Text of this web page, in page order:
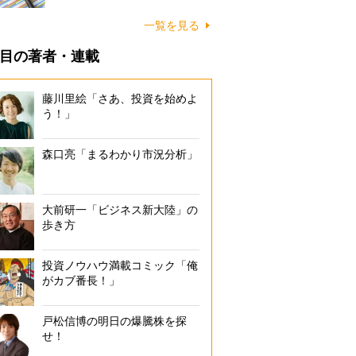
一覧を見る
の著者・連載
藤川里絵「さあ、投資を始めよ
う！」
森口亮「まるわかり市況分析」
大前研一「ビジネス新大陸」の
歩き方
投資ノウハウ満載コミック「俺
がカブ番長！」
戸松信博の明日の爆騰株を探
せ！